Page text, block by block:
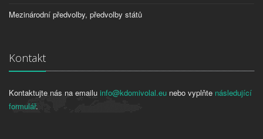
Mezinárodní předvolby, předvolby států
Kontakt
Kontaktujte nás na emailu info@kdomivolal.eu nebo vyplňte následující
formulář.